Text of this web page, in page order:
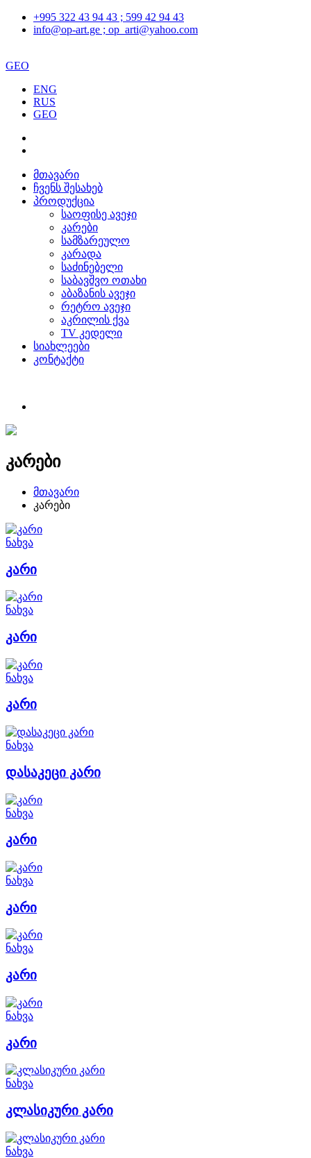
+995 322 43 94 43 ; 599 42 94 43
info@op-art.ge ; op_arti@yahoo.com
GEO
ENG
RUS
GEO
მთავარი
ჩვენს შესახებ
პროდუქცია
საოფისე ავეჯი
კარები
სამზარეულო
კარადა
საძინებელი
საბავშვო ოთახი
აბაზანის ავეჯი
რეტრო ავეჯი
აკრილის ქვა
TV კედელი
სიახლეები
კონტაქტი
კარები
მთავარი
კარები
ნახვა
კარი
ნახვა
კარი
ნახვა
კარი
ნახვა
დასაკეცი კარი
ნახვა
კარი
ნახვა
კარი
ნახვა
კარი
ნახვა
კარი
ნახვა
კლასიკური კარი
ნახვა